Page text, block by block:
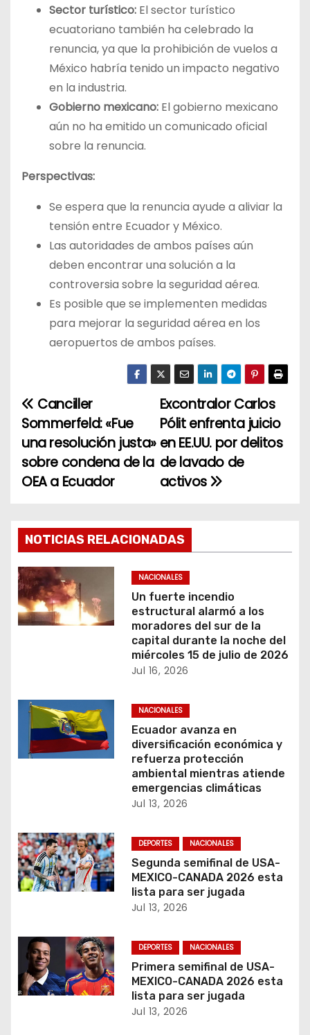
Sector turístico: El sector turístico
ecuatoriano también ha celebrado la
renuncia, ya que la prohibición de vuelos a
México habría tenido un impacto negativo
en la industria.
Gobierno mexicano: El gobierno mexicano
aún no ha emitido un comunicado oficial
sobre la renuncia.
Perspectivas:
Se espera que la renuncia ayude a aliviar la
tensión entre Ecuador y México.
Las autoridades de ambos países aún
deben encontrar una solución a la
controversia sobre la seguridad aérea.
Es posible que se implementen medidas
para mejorar la seguridad aérea en los
aeropuertos de ambos países.
N
a
v
g
a
c
i
d
e
e
r
a
a
s
Excontralor Carlos
Pólit enfrenta juicio
en EE.UU. por delitos
de lavado de
activos
Canciller
Sommerfeld: «Fue
una resolución justa»
sobre condena de la
OEA a Ecuador
NOTICIAS RELACIONADAS
NACIONALES
Un fuerte incendio
estructural alarmó a los
moradores del sur de la
capital durante la noche del
miércoles 15 de julio de 2026
Jul 16, 2026
NACIONALES
Ecuador avanza en
diversificación económica y
refuerza protección
ambiental mientras atiende
emergencias climáticas
Jul 13, 2026
DEPORTES NACIONALES
Segunda semifinal de USA-
MEXICO-CANADA 2026 esta
lista para ser jugada
Jul 13, 2026
DEPORTES NACIONALES
Primera semifinal de USA-
MEXICO-CANADA 2026 esta
lista para ser jugada
Jul 13, 2026